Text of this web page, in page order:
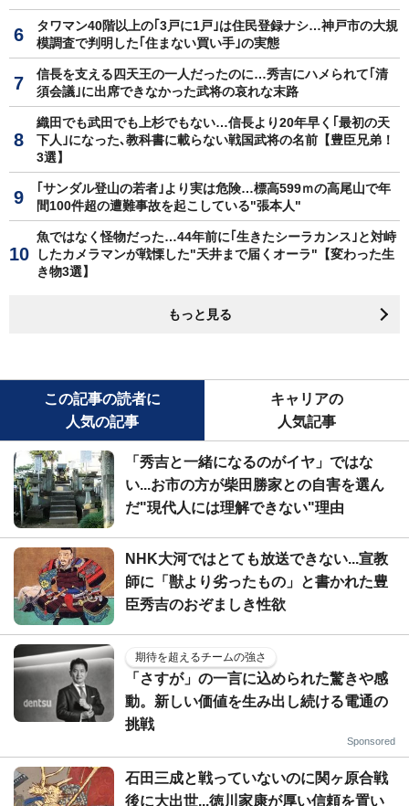
タワマン40階以上の｢3戸に1戸｣は住民登録ナシ…神戸市の大規
模調査で判明した｢住まない買い手｣の実態
信長を支える四天王の一人だったのに…秀吉にハメられて｢清
須会議｣に出席できなかった武将の哀れな末路
織田でも武田でも上杉でもない…信長より20年早く｢最初の天
下人｣になった､教科書に載らない戦国武将の名前【豊臣兄弟！
3選】
｢サンダル登山の若者｣より実は危険…標高599ｍの高尾山で年
間100件超の遭難事故を起こしている"張本人"
魚ではなく怪物だった…44年前に｢生きたシーラカンス｣と対峙
したカメラマンが戦慄した"天井まで届くオーラ"【変わった生
き物3選】
もっと見る
この記事の読者に
人気の記事
キャリアの
人気記事
「秀吉と一緒になるのがイヤ」ではな
い...お市の方が柴田勝家との自害を選ん
だ"現代人には理解できない"理由
NHK大河ではとても放送できない...宣教
師に「獣より劣ったもの」と書かれた豊
臣秀吉のおぞましき性欲
期待を超えるチームの強さ
「さすが」の一言に込められた驚きや感
動。新しい価値を生み出し続ける電通の
挑戦
Sponsored
石田三成と戦っていないのに関ヶ原合戦
後に大出世...徳川家康が厚い信頼を置い